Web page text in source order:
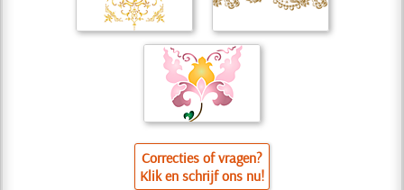
Correcties of vragen?
Klik en schrijf ons nu!